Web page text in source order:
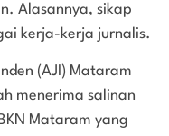
Alasannya, sikap
kerja-kerja jurnalis.
(AJI) Mataram
menerima salinan
Mataram yang